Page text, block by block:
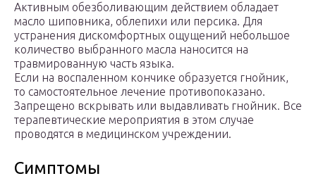
Активным обезболивающим действием обладает
масло шиповника, облепихи или персика. Для
устранения дискомфортных ощущений небольшое
количество выбранного масла наносится на
травмированную часть языка.
Если на воспаленном кончике образуется гнойник,
то самостоятельное лечение противопоказано.
Запрещено вскрывать или выдавливать гнойник. Все
терапевтические мероприятия в этом случае
проводятся в медицинском учреждении.
Симптомы